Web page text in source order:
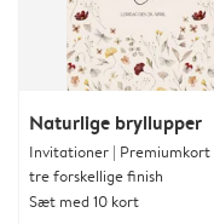
Naturlige bryllupper
Invitationer | Premiumkort
tre forskellige finish
Sæt med 10 kort